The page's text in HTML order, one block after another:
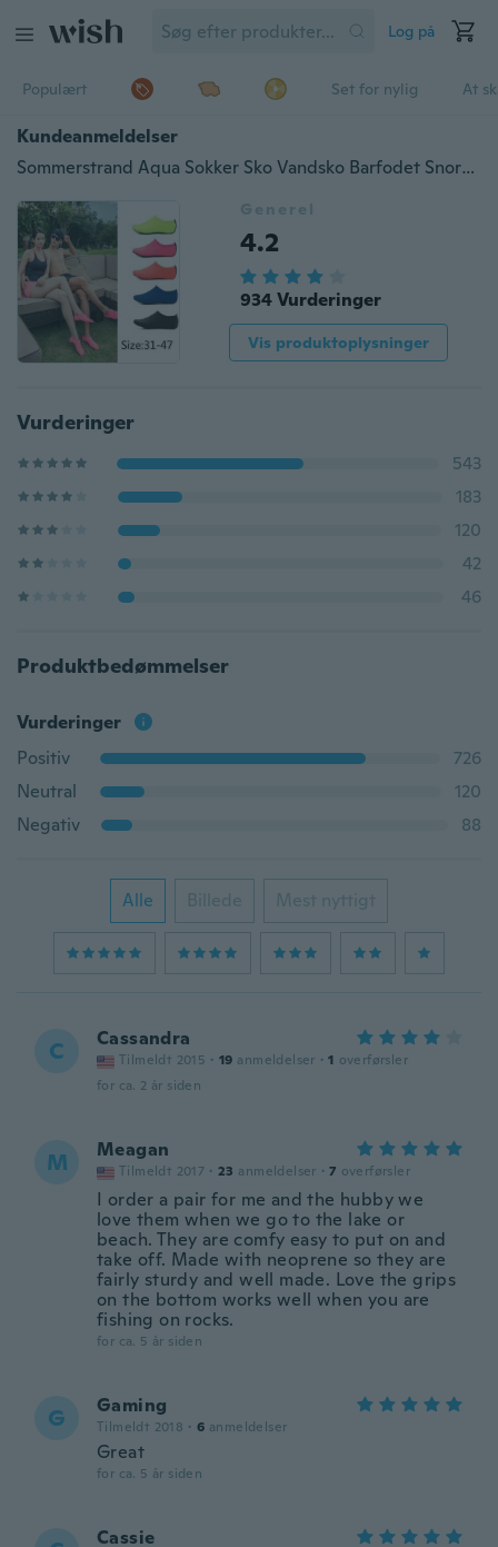
Log på
Populært Set for nylig At
Kundeanmeldelser
Sommerstrand Aqua Sokker Sko Vandsko Barfodet Snorkelsko
Generel
4.2
934 Vurderinger
Vis produktoplysninger
Vurderinger
543
183
120
42
46
Produktbedømmelser
Vurderinger
Positiv
726
Neutral
120
Negativ
88
Alle Billede Mest nyttigt
C Cassandra
Tilmeldt 2015 · 19 anmeldelser · 1 overførsler
for ca. 2 år siden
M Meagan
Tilmeldt 2017 · 23 anmeldelser · 7 overførsler
I order a pair for me and the hubby we
love them when we go to the lake or
beach. They are comfy easy to put on and
take off. Made with neoprene so they are
fairly sturdy and well made. Love the grips
on the bottom works well when you are
fishing on rocks.
for ca. 5 år siden
G Gaming
Tilmeldt 2018 · 6 anmeldelser
Great
for ca. 5 år siden
Cassie